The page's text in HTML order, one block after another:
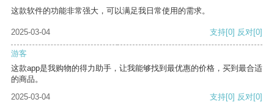
这款软件的功能非常强大，可以满足我日常使用的需求。
2025-03-04 支持[0] 反对[0]
游客
这款app是我购物的得力助手，让我能够找到最优惠的价格，买到最合适
的商品。
2025-03-04
支持[0] 反对[0]